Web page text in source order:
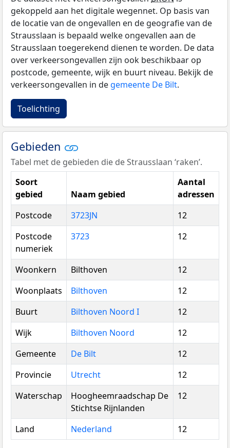
gekoppeld aan het digitale wegennet. Op basis van
de locatie van de ongevallen en de geografie van de
Strausslaan is bepaald welke ongevallen aan de
Strausslaan toegerekend dienen te worden. De data
over verkeersongevallen zijn ook beschikbaar op
postcode, gemeente, wijk en buurt niveau. Bekijk de
verkeersongevallen in de gemeente De Bilt.
Toelichting
Gebieden
Tabel met de gebieden die de Strausslaan ‘raken’.
Soort
gebied
Naam gebied
Aantal
adressen
Postcode
3723JN
12
Postcode
numeriek
3723 12
Woonkern Bilthoven
12
Woonplaats
Bilthoven
12
Buurt
Bilthoven Noord I
12
Wijk
Bilthoven Noord
12
Gemeente
De Bilt
12
Provincie
Utrecht
12
Waterschap
Hoogheemraadschap De
Stichtse Rijnlanden
12
Land Nederland 12